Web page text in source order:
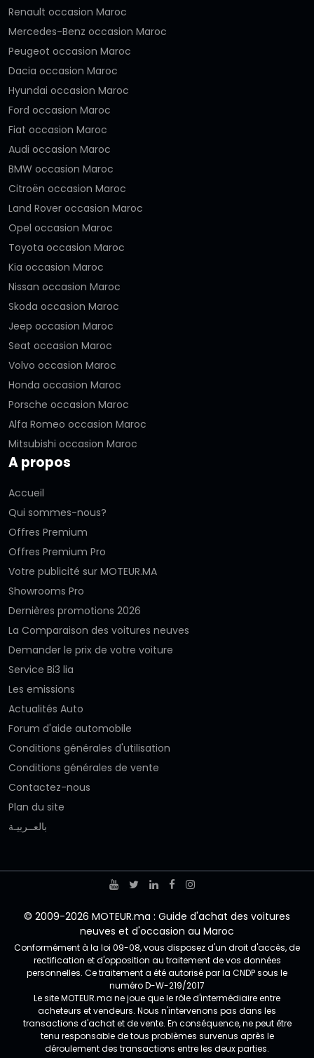
Renault occasion Maroc
Mercedes-Benz occasion Maroc
Peugeot occasion Maroc
Dacia occasion Maroc
Hyundai occasion Maroc
Ford occasion Maroc
Fiat occasion Maroc
Audi occasion Maroc
BMW occasion Maroc
Citroën occasion Maroc
Land Rover occasion Maroc
Opel occasion Maroc
Toyota occasion Maroc
Kia occasion Maroc
Nissan occasion Maroc
Skoda occasion Maroc
Jeep occasion Maroc
Seat occasion Maroc
Volvo occasion Maroc
Honda occasion Maroc
Porsche occasion Maroc
Alfa Romeo occasion Maroc
Mitsubishi occasion Maroc
A propos
Accueil
Qui sommes-nous?
Offres Premium
Offres Premium Pro
Votre publicité sur MOTEUR.MA
Showrooms Pro
Dernières promotions 2026
La Comparaison des voitures neuves
Demander le prix de votre voiture
Service Bi3 lia
Les emissions
Actualités Auto
Forum d'aide automobile
Conditions générales d'utilisation
Conditions générales de vente
Contactez-nous
Plan du site
بالعــربيـة
© 2009-2026 MOTEUR.ma : Guide d'achat des voitures
neuves et d'occasion au Maroc
Conformément à la loi 09-08, vous disposez d'un droit d'accès, de
rectification et d'opposition au traitement de vos données
personnelles. Ce traitement a été autorisé par la CNDP sous le
numéro D-W-219/2017
Le site MOTEUR.ma ne joue que le rôle d'intermédiaire entre
acheteurs et vendeurs. Nous n'intervenons pas dans les
transactions d'achat et de vente. En conséquence, ne peut être
tenu responsable de tous problèmes survenus après le
déroulement des transactions entre les deux parties.